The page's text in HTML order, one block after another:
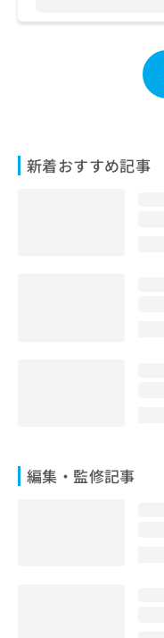
新着おすすめ記事
編集・監修記事
ち
ら